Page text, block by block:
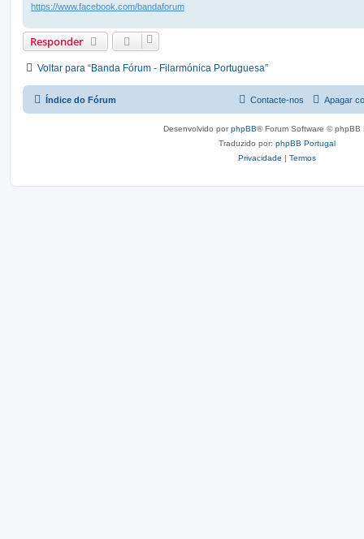
https://www.facebook.com/bandaforum
Responder
Voltar para “Banda Fórum - Filarmónica Portuguesa”
Índice do Fórum Apagar
Contacte-nos
Desenvolvido porphpBB® Forum Software © phpBB
Traduzido por: phpBB Portugal
Privacidade | Termos